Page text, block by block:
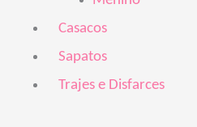
Casacos
Sapatos
Trajes e Disfarces